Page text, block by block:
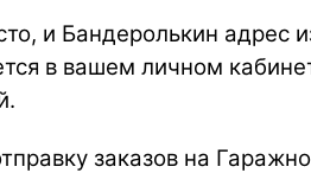
и Бандеролькин адрес
в вашем личном
заказов на